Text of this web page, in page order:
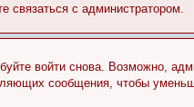
связаться с администратором.
войти снова. Возможно,
сообщения, чтобы